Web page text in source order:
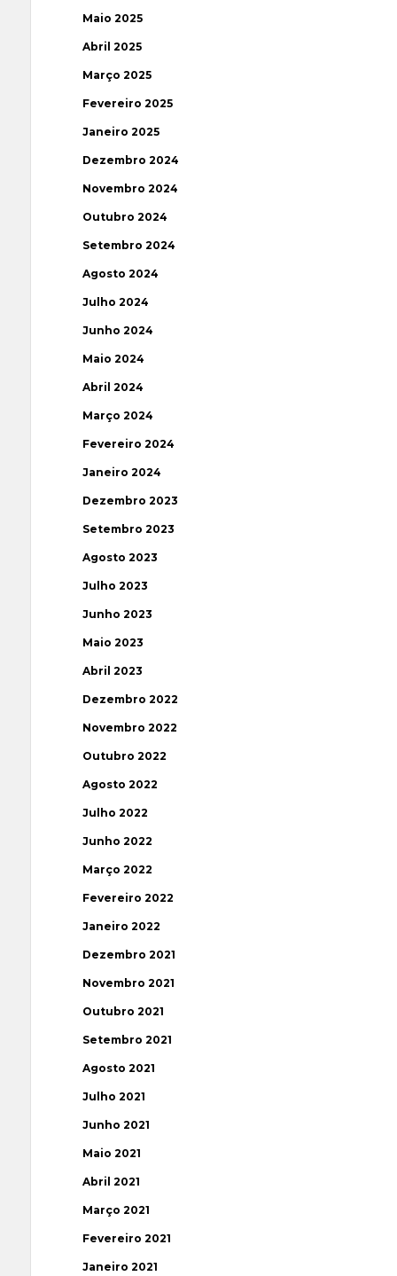
Maio 2025
Abril 2025
Março 2025
Fevereiro 2025
Janeiro 2025
Dezembro 2024
Novembro 2024
Outubro 2024
Setembro 2024
Agosto 2024
Julho 2024
Junho 2024
Maio 2024
Abril 2024
Março 2024
Fevereiro 2024
Janeiro 2024
Dezembro 2023
Setembro 2023
Agosto 2023
Julho 2023
Junho 2023
Maio 2023
Abril 2023
Dezembro 2022
Novembro 2022
Outubro 2022
Agosto 2022
Julho 2022
Junho 2022
Março 2022
Fevereiro 2022
Janeiro 2022
Dezembro 2021
Novembro 2021
Outubro 2021
Setembro 2021
Agosto 2021
Julho 2021
Junho 2021
Maio 2021
Abril 2021
Março 2021
Fevereiro 2021
Janeiro 2021